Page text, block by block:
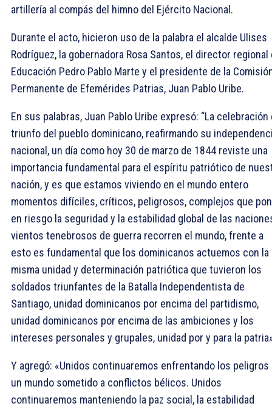
artillería al compás del himno del Ejército Nacional.
Durante el acto, hicieron uso de la palabra el alcalde Ulises
Rodríguez, la gobernadora Rosa Santos, el director regional
Educación Pedro Pablo Marte y el presidente de la
Permanente de Efemérides Patrias, Juan Pablo Uribe.
En sus palabras, Juan Pablo Uribe expresó: “La celebración
triunfo del pueblo dominicano, reafirmando su
nacional, un día como hoy 30 de marzo de 1844 reviste una
importancia fundamental para el espíritu patriótico de
nación, y es que estamos viviendo en el mundo entero
momentos difíciles, críticos, peligrosos, complejos que
en riesgo la seguridad y la estabilidad global de las
vientos tenebrosos de guerra recorren el mundo, frente a
esto es fundamental que los dominicanos actuemos con la
misma unidad y determinación patriótica que tuvieron los
soldados triunfantes de la Batalla Independentista de
Santiago, unidad dominicanos por encima del partidismo,
unidad dominicanos por encima de las ambiciones y los
intereses personales y grupales, unidad por y para la
Y agregó: «Unidos continuaremos enfrentando los peligros
un mundo sometido a conflictos bélicos. Unidos
continuaremos manteniendo la paz social, la estabilidad